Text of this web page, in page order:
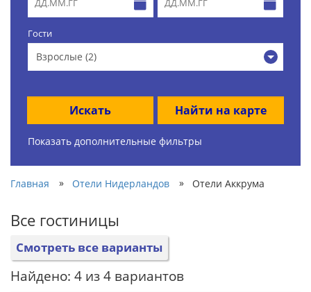
Гости
Взрослые (2)
Искать Найти на карте
Показать дополнительные фильтры
Главная » Отели Нидерландов » Отели Аккрума
Все гостиницы
Смотреть все варианты
Найдено: 4 из 4 вариантов